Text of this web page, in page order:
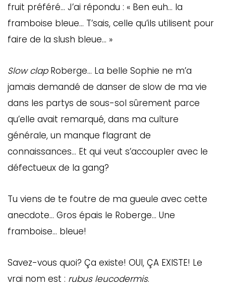
fruit préféré… J’ai répondu : « Ben euh… la
framboise bleue… T’sais, celle qu’ils utilisent pour
faire de la slush bleue… »
Slow clapRoberge… La belle Sophie ne m’a
jamais demandé de danser de slow de ma vie
dans les partys de sous-sol sûrement parce
qu’elle avait remarqué, dans ma culture
générale, un manque flagrant de
connaissances… Et qui veut s’accoupler avec le
défectueux de la gang?
Tu viens de te foutre de ma gueule avec cette
anecdote… Gros épais le Roberge… Une
framboise… bleue!
Savez-vous quoi? Ça existe! OUI, ÇA EXISTE! Le
vrai nom est : rubus leucodermis.